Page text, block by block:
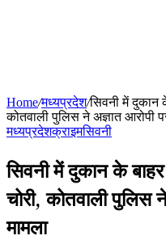
Home/मध्यप्रदेश/सिवनी में दुकान
कोतवाली पुलिस ने अज्ञात आरोपी
मध्यप्रदेशक्राइमसिवनी
सिवनी में दुकान के
चोरी, कोतवाली पुलिस
मामला